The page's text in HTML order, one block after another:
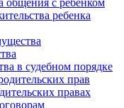
общения с ребенком
ребенка
в судебном порядке
прав
правах